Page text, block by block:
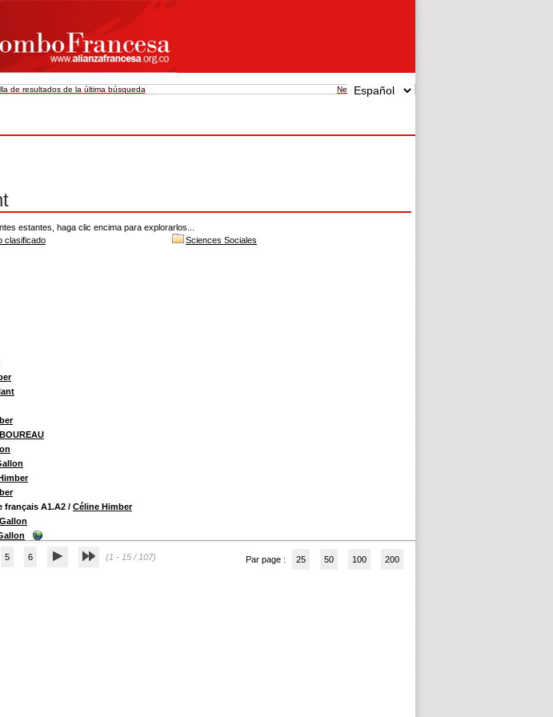
de resultados de la última búsqueda New search
estantes, haga clic encima para explorarlos...
clasificado
Sciences Sociales
français A1.A2 / Céline Himber
5 6 (1 - 15 / 107) Par page : 25 50 100 200